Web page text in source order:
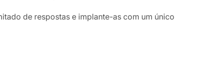
de respostas e implante-as com um único